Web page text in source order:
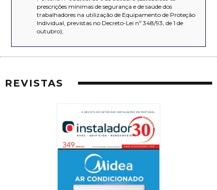
prescrições mínimas de segurança e de saúde dos
trabalhadores na utilização de Equipamento de Proteção
Individual, previstas no Decreto-Lei nº 348/93, de 1 de
outubro);
REVISTAS